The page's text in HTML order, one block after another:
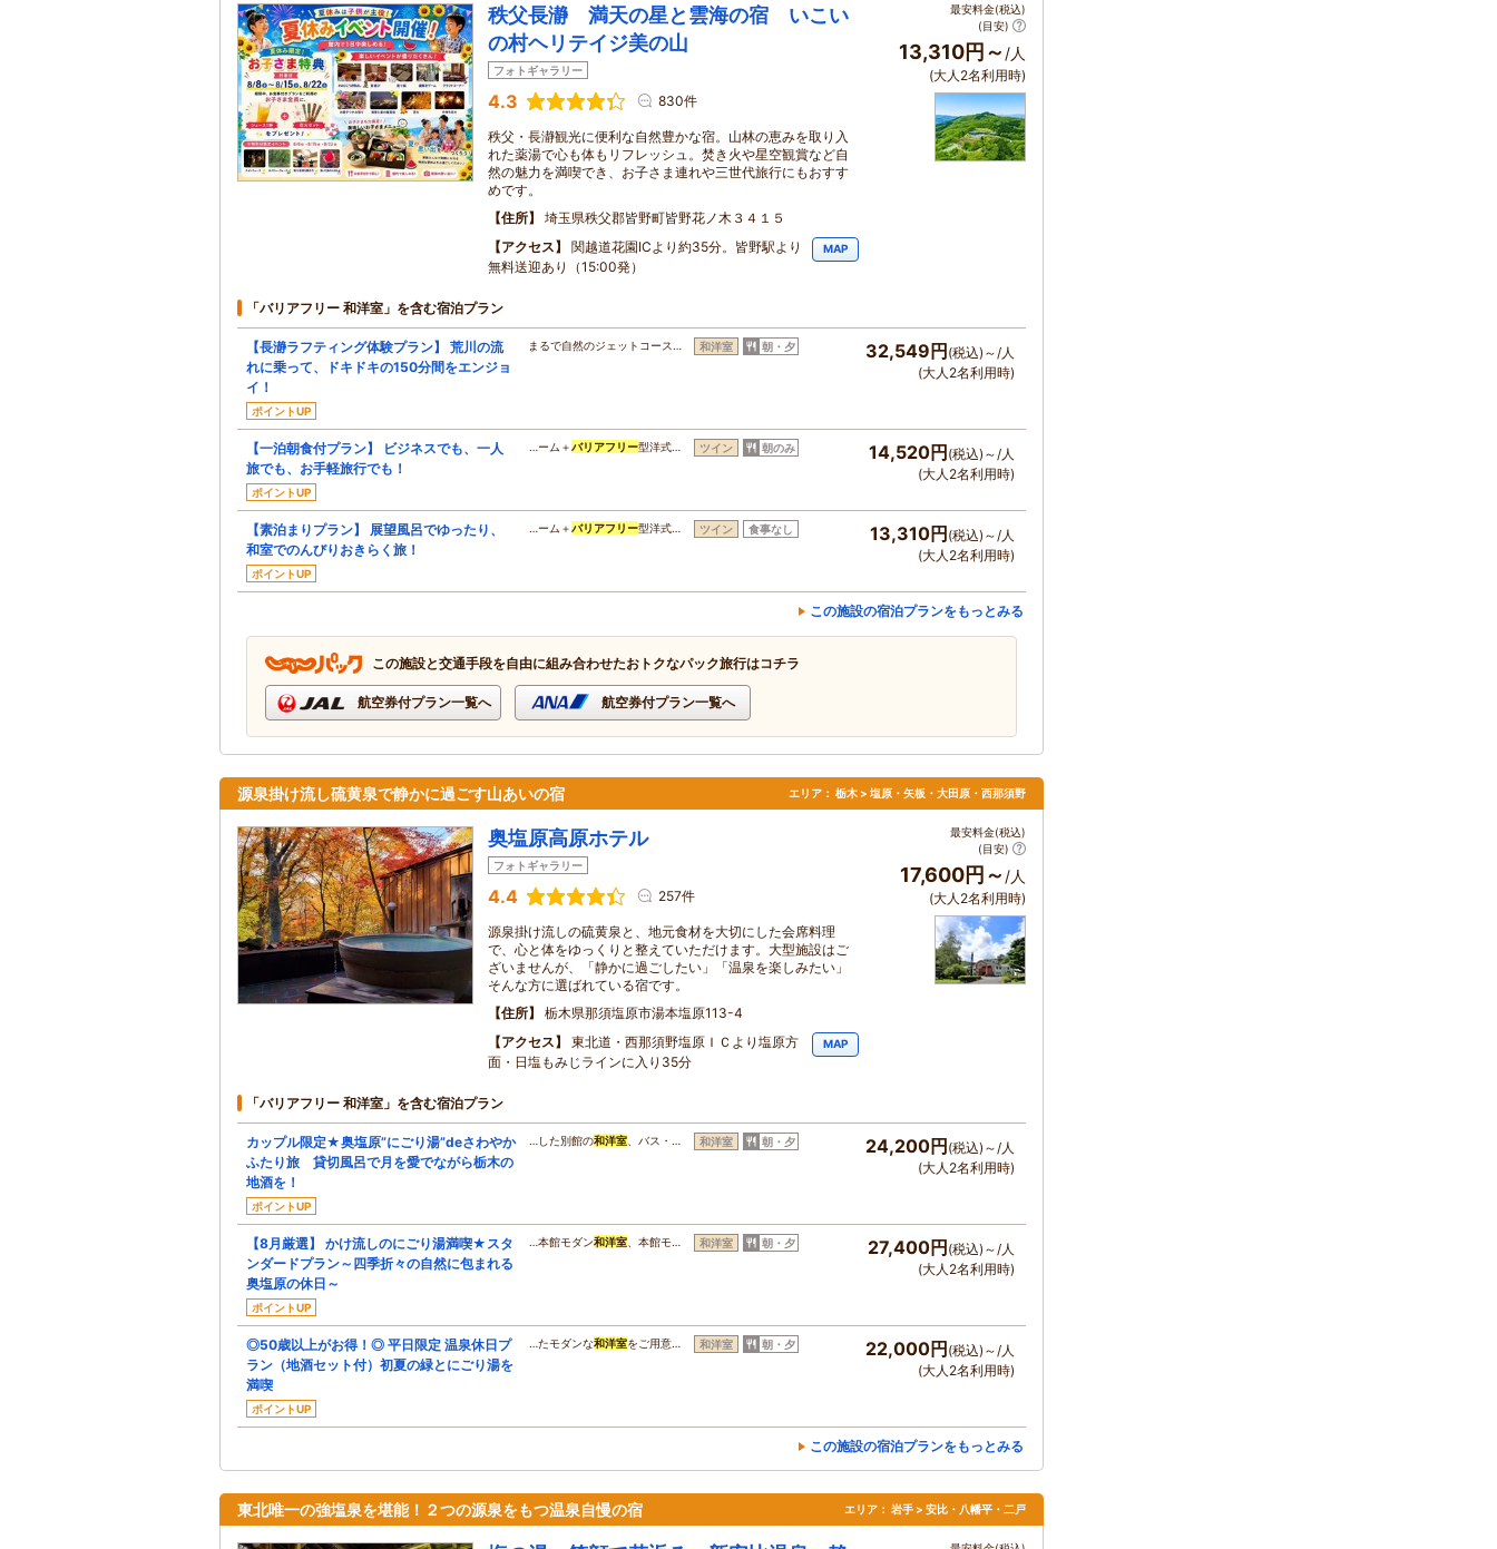
秩父長瀞 満天の星と雲海の宿 いこい
の村ヘリテイジ美の山
フォトギャラリー
4.3 830件
秩父・長瀞観光に便利な自然豊かな宿。山林の恵みを取り入
れた薬湯で心も体もリフレッシュ。焚き火や星空観賞など自
然の魅力を満喫でき、お子さま連れや三世代旅行にもおすす
めです。
住所
埼玉県秩父郡皆野町皆野花ノ木３４１５
アクセス
関越道花園ICより約35分。皆野駅より
無料送迎あり（15:00発）
MAP
最安料金(税込)
(目安)
13,310円～ /人
(大人2名利用時)
「バリアフリー 和洋室」を含む宿泊プラン
【長瀞ラフティング体験プラン】 荒川の流
れに乗って、ドキドキの150分間をエンジョ
イ！
ポイントUP
まるで自然のジェットコース… 和洋室 朝・夕 32,549円(税込)～/人
(大人2名利用時)
【一泊朝食付プラン】 ビジネスでも、一人
旅でも、お手軽旅行でも！
ポイントUP
…ーム＋バリアフリー型洋式… ツイン 朝のみ 14,520円(税込)～/人
(大人2名利用時)
【素泊まりプラン】 展望風呂でゆったり、
和室でのんびりおきらく旅！
ポイントUP
…ーム＋バリアフリー型洋式… ツイン 食事なし 13,310円(税込)～/人
(大人2名利用時)
この施設の宿泊プランをもっとみる
この施設と交通手段を自由に組み合わせたおトクなパック旅行はコチラ
航空券付プラン一覧へ 航空券付プラン一覧へ
源泉掛け流し硫黄泉で静かに過ごす山あいの宿 エリア： 栃木 > 塩原・矢板・大田原・西那須野
奥塩原高原ホテル
フォトギャラリー
4.4 257件
源泉掛け流しの硫黄泉と、地元食材を大切にした会席料理
で、心と体をゆっくりと整えていただけます。大型施設はご
ざいませんが、「静かに過ごしたい」「温泉を楽しみたい」
そんな方に選ばれている宿です。
住所
栃木県那須塩原市湯本塩原113-4
アクセス
東北道・西那須野塩原ＩＣより塩原方
面・日塩もみじラインに入り35分
MAP
最安料金(税込)
(目安)
17,600円～/人
(大人2名利用時)
「バリアフリー 和洋室」を含む宿泊プラン
カップル限定★奥塩原”にごり湯”deさわやか
ふたり旅 貸切風呂で月を愛でながら栃木の
地酒を！
ポイントUP
…した別館の和洋室、バス・… 和洋室 朝・夕 24,200円 (税込)～/人
(大人2名利用時)
【8月厳選】 かけ流しのにごり湯満喫★スタ
ンダードプラン～四季折々の自然に包まれる
奥塩原の休日～
ポイントUP
…本館モダン和洋室、本館モ… 和洋室 朝・夕 27,400円 (税込)～/人
(大人2名利用時)
◎50歳以上がお得！◎ 平日限定 温泉休日プ
ラン（地酒セット付）初夏の緑とにごり湯を
満喫
ポイントUP
…たモダンな和洋室をご用意… 和洋室 朝・夕 22,000円 (税込)～/人
(大人2名利用時)
この施設の宿泊プランをもっとみる
東北唯一の強塩泉を堪能！２つの源泉をもつ温泉自慢の宿 エリア： 岩手 > 安比・八幡平・二戸